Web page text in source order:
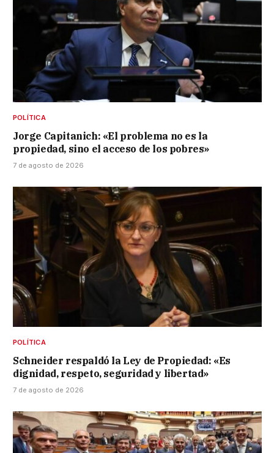
POLÍTICA
Jorge Capitanich: «El problema no es la
propiedad, sino el acceso de los pobres»
7 de agosto de 2026
POLÍTICA
Schneider respaldó la Ley de Propiedad: «Es
dignidad, respeto, seguridad y libertad»
7 de agosto de 2026